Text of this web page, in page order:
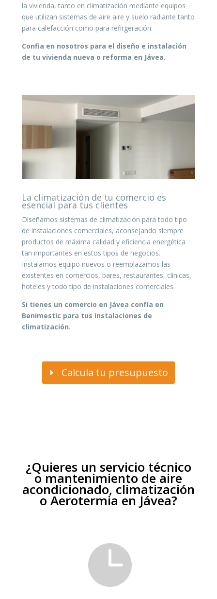
la vivienda, tanto en climatización mediante equipos
que utilizan sistemas de aire aire y suelo radiante tanto
para calefacción como para refirgeración.
Confia en nosotros para el diseño e instalación
de tu vivienda nueva o reforma en Jávea.
La climatización de tu comercio es
esencial para tus clientes
Diseñamos sistemas de climatización para todo tipo
de instalaciones comerciales, aconsejando siempre
productos de máxima calidad y eficiencia energética
tan importantes en estos tipos de negocios.
Instalamos equipo nuevos o reemplazamos las
existentes en comercios, bares, restaurantes, clínicas,
hoteles y todo tipo de instalaciones comerciales.
Si tienes un comercio en Jávea confía en
Benimestic para tus instalaciones de
climatización.
Calcula tu presupuesto
¿Quieres un servicio técnico
o mantenimiento de aire
acondicionado, climatización
o Aerotermia en Jávea?
